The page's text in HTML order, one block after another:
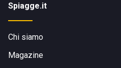
Spiagge.it
Chi siamo
Magazine